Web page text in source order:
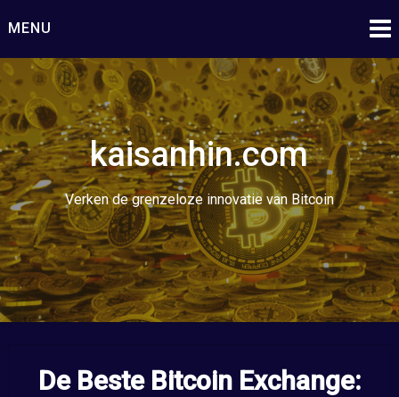
naar
inhoud
MENU
kaisanhin.com
Verken de grenzeloze innovatie van Bitcoin
De Beste Bitcoin Exchange: